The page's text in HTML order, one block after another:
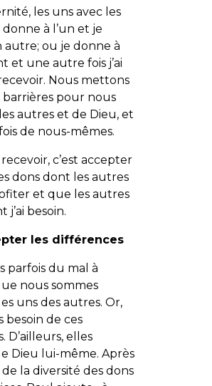
les uns avec les
à l’un et je
autre; ou je donne à
et une autre fois j’ai
Nous mettons
barrières pour nous
autres et de Dieu, et
de nous-mêmes.
c’est accepter
dons dont les autres
et que les autres
j’ai besoin.
les différences
parfois du mal à
nous sommes
uns des autres. Or,
besoin de ces
D’ailleurs, elles
Dieu lui-même. Après
la diversité des dons